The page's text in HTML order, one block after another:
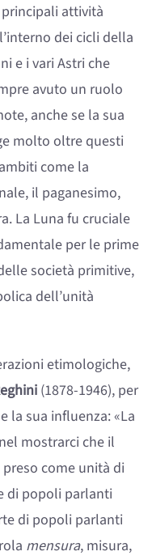
attività
dei cicli della
e i vari Astri che
avuto un ruolo
anche se la sua
molto oltre questi
come la
il paganesimo,
La Luna fu cruciale
per le prime
società primitive,
dell’unità
etimologiche,
(1878-1946), per
la sua influenza: «La
mostrarci che il
come unità di
di popoli parlanti
di popoli parlanti
mensura, misura,